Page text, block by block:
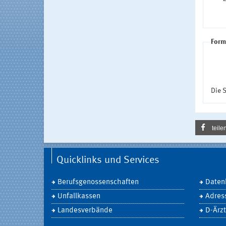
Die
Quicklinks und Services
Berufsgenossenschaften
Unfallkassen
Landesverbände
D-